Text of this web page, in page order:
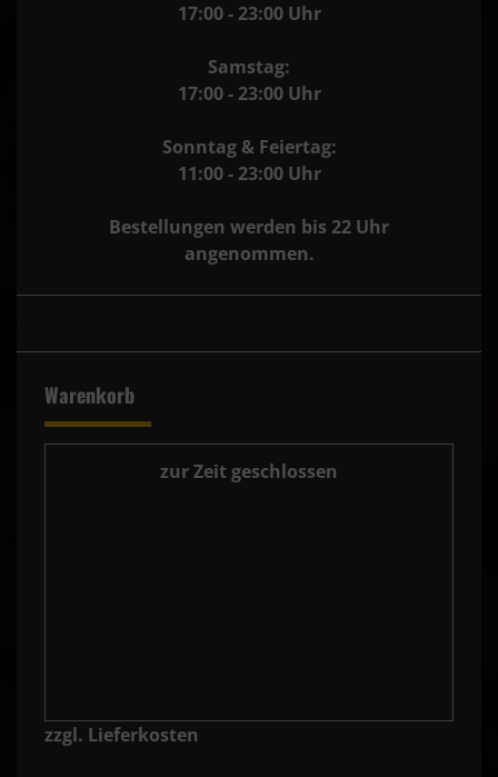
17:00 - 23:00 Uhr
Samstag:
17:00 - 23:00 Uhr
Sonntag & Feiertag:
11:00 - 23:00 Uhr
Bestellungen werden bis 22 Uhr
angenommen.
Warenkorb
zur Zeit geschlossen
zzgl. Lieferkosten